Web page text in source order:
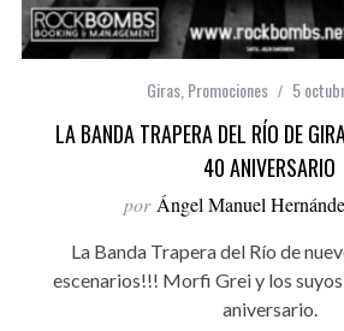
Giras,Promociones 5
LA BANDA TRAPERA DEL RÍO DE
40 ANIVERSARIO
por Ángel Manuel
La Banda Trapera del Río de
escenarios!!! Morfi Grei y los
aniversario.